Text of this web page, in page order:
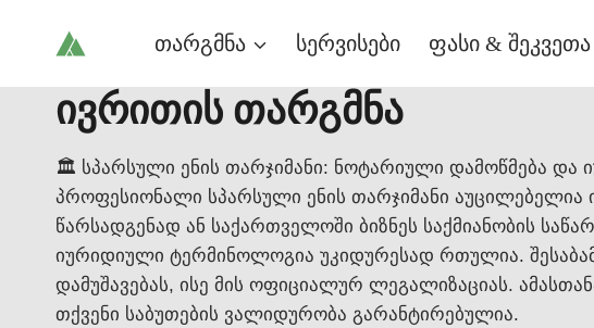
თარგმნა სერვისები ფასი & შეკვეთა
ივრითის თარგმნა
🏛️ სპარსული ენის თარჯიმანი: ნოტარიული დამოწმება და
პროფესიონალი სპარსული ენის თარჯიმანი აუცილებელია
წარსადგენად ან საქართველოში ბიზნეს საქმიანობის
იურიდიული ტერმინოლოგია უკიდურესად რთულია.
დამუშავებას, ისე მის ოფიციალურ ლეგალიზაციას.
თქვენი საბუთების ვალიდურობა გარანტირებულია.